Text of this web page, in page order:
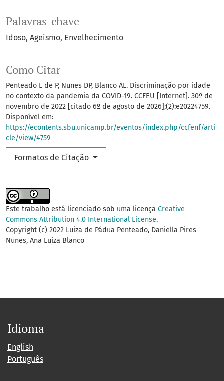
Palavras-chave
Idoso Ageismo Envelhecimento
Como Citar
Penteado L de P, Nunes DP, Blanco AL. Discriminação por idade
no contexto da pandemia da COVID-19. CCFEU [Internet]. 30º de
novembro de 2022 [citado 6º de agosto de 2026];(2):e20224759.
Disponível em:
https://econtents.sbu.unicamp.br/eventos/index.php/ccfenf/arti
cle/view/4759
Formatos de Citação
Este trabalho está licenciado sob uma licença Creative
Commons Attribution 4.0 International License.
Copyright (c) 2022 Luiza de Pádua Penteado, Daniella Pires
Nunes, Ana Luiza Blanco
Idioma
English
Português